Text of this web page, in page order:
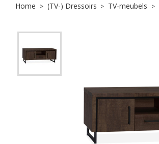
Home (TV-) Dressoirs TV-meubels